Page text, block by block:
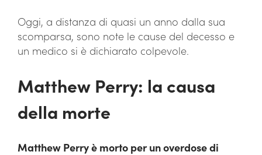
Oggi, a distanza di quasi un anno dalla sua
scomparsa, sono note le cause del decesso e
un medico si è dichiarato colpevole.
Matthew Perry: la causa
della morte
Matthew Perry è morto per un overdose di